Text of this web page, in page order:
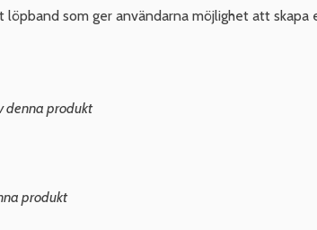
löpband som ger användarna möjlighet att
denna produkt
produkt